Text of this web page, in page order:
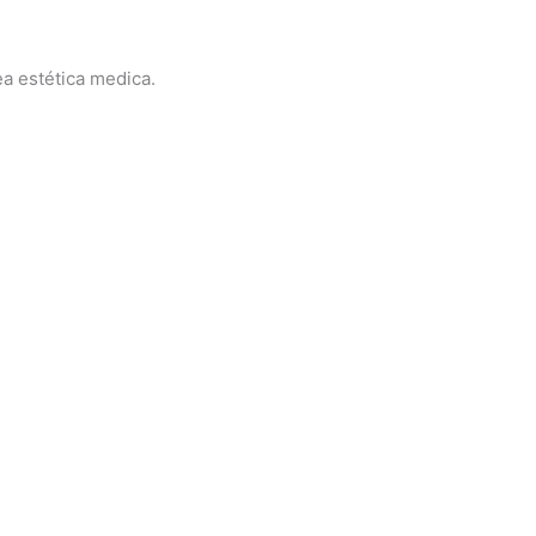
estética medica.